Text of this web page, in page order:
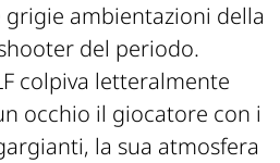
ambientazioni della
del periodo.
colpiva letteralmente
occhio il giocatore con i
la sua atmosfera